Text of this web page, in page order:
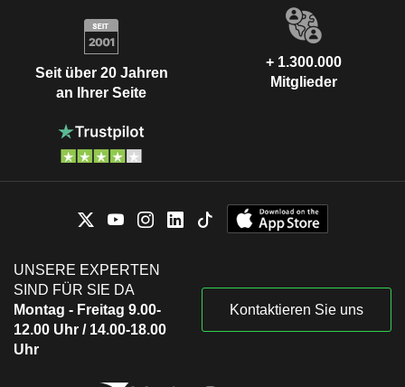
Seit über 20 Jahren
an Ihrer Seite
+ 1.300.000
Mitglieder
UNSERE EXPERTEN
SIND FÜR SIE DA
Montag - Freitag 9.00-
12.00 Uhr / 14.00-18.00
Uhr
Kontaktieren Sie uns